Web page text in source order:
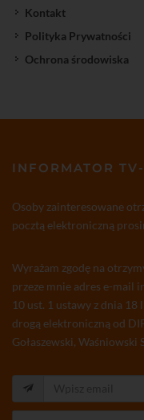
Kontakt
Polityka Prywatności
Ochrona środowiska
INFORMATOR
Osoby zainteresowane
pocztą elektroniczną
Wyrażam zgodę na
przeze mnie adres e-mail
10 ust. 1 ustawy z dnia
drogą elektroniczną od
Gołaszewski, Waśniowski